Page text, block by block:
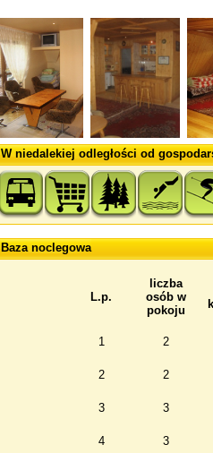
W niedalekiej odległości od
Baza noclegowa
L.p.
liczba
osób w
pokoju
1 2
2 2
3 3
4 3